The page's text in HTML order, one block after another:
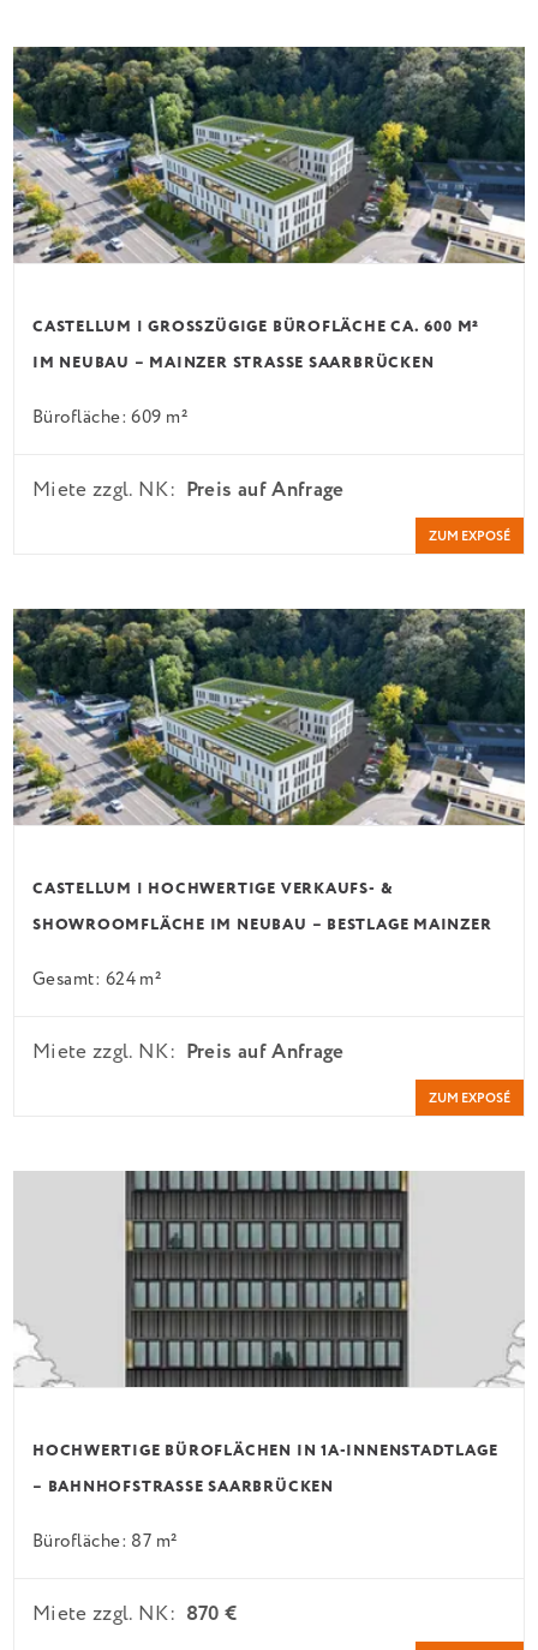
CASTELLUM | GROSSZÜGIGE BÜROFLÄCHE CA. 600 M² I
M NEUBAU – MAINZER STRASSE SAARBRÜCKEN
Bürofläche: 609 m²
Miete zzgl. NK: Preis auf Anfrage
ZUM EXPOSÉ
CASTELLUM | HOCHWERTIGE VERKAUFS- &
SHOWROOMFLÄCHE IM NEUBAU – BESTLAGE MAINZER
Gesamt: 624 m²
Miete zzgl. NK: Preis auf Anfrage
ZUM EXPOSÉ
HOCHWERTIGE BÜROFLÄCHEN IN 1A-INNENSTADTLAGE
– BAHNHOFSTRASSE SAARBRÜCKEN
Bürofläche: 87 m²
Miete zzgl. NK: 870 €